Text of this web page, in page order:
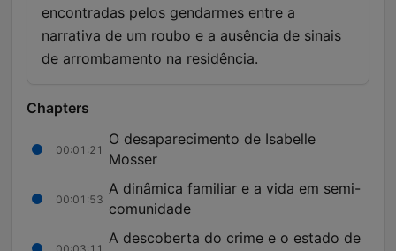
encontradas pelos gendarmes entre a
narrativa de um roubo e a ausência de sinais
de arrombamento na residência.
Chapters
00:01:21
O desaparecimento de Isabelle
Mosser
00:01:53
A dinâmica familiar e a vida em semi-
comunidade
A descoberta do crime e o estado de